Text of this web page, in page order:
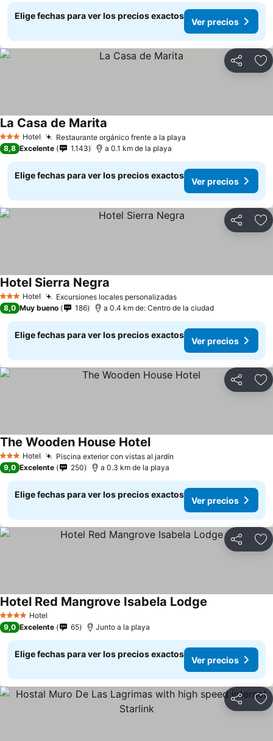
Elige fechas para ver los precios exactos
Ver precios
Compartir
3 Estrellas
Hotel Restaurante orgánico frente a la playa
La Casa de Marita
8,8 Excelente 1.143 a 0.1 km de la playa
Elige fechas para ver los precios exactos
Ver precios
Compartir
3 Estrellas
Hotel Excursiones locales personalizadas
Hotel Sierra Negra
8,0 Muy bueno 186 a 0.4 km de: Centro de la ciudad
Elige fechas para ver los precios exactos
Ver precios
Compartir
3 Estrellas
Hotel Piscina exterior con vistas al jardín
The Wooden House Hotel
9,0 Excelente 250 a 0.3 km de la playa
Elige fechas para ver los precios exactos
Ver precios
Compartir
4 EstrellasHotel
Hotel Red Mangrove Isabela Lodge
9,0 Excelente 65 Junto a la playa
Elige fechas para ver los precios exactos
Ver precios
Compartir